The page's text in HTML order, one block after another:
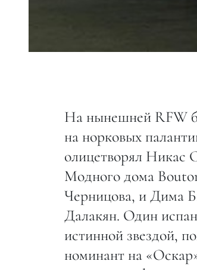
На нынешней RFW
на норковых
олицетворял Никас
Модного дома
Черницова, и Дима
Далакян. Один
истинной звездой,
номинант на